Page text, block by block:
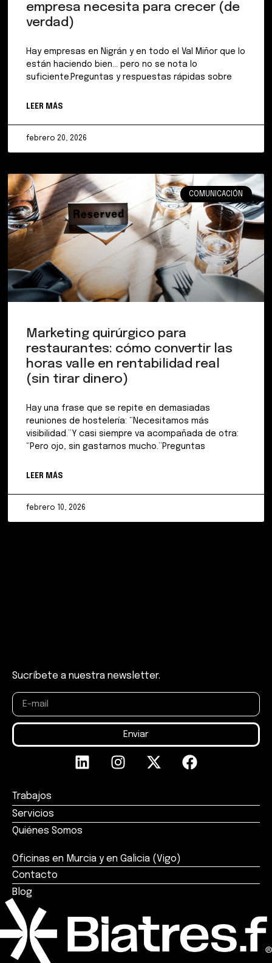
empresa necesita para crecer (de
verdad)
Hay empresas en Nigrán y en todo el Val Miñor que lo
están haciendo bien… pero no se nota lo
suficiente.Preguntas y respuestas rápidas sobre
LEER MÁS
febrero 20, 2026
COMUNICACIÓN
Marketing quirúrgico para
restaurantes: cómo convertir las
horas valle en rentabilidad real
(sin tirar dinero)
Hay una frase que se repite en demasiadas
reuniones de hostelería: “Necesitamos más
visibilidad.”Y casi siempre va acompañada de otra:
“Pero ojo, sin gastarnos mucho.”Preguntas
LEER MÁS
febrero 10, 2026
Sucríbete a nuestra newsletter.
Enviar
Trabajos
Servicios
Quiénes Somos
Oficinas en Murcia y en Galicia (Vigo)
Contacto
Blog